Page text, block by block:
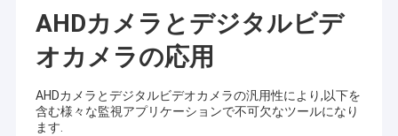
DVPのカメラ モジュール
全体的なシャッター カメラ モジュール
夜間視界のカメラ モジュール
AHDカメラとデジタルビデ
オカメラの応用
AHDカメラとデジタルビデオカメラの汎用性により,以下を
含む様々な監視アプリケーションで不可欠なツールになり
ます.